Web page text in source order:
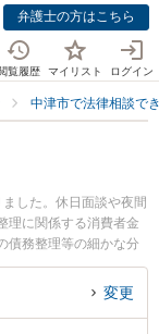
弁護士の方はこちら
覧履歴 マイリスト ログイン
中津市で法律相談で
した。休日面談や夜間
理に関係する消費者金
債務整理等の細かな分
所の神本 博雅弁護士の
います。『中津市で土
変更